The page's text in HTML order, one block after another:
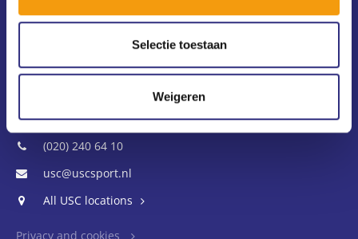
Selectie toestaan
Weigeren
USC Universum
(020) 240 64 10
usc@uscsport.nl
All USC locations
Privacy and cookies